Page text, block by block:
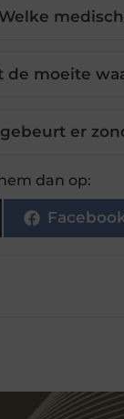
Welke
de moeite
er
dan op: